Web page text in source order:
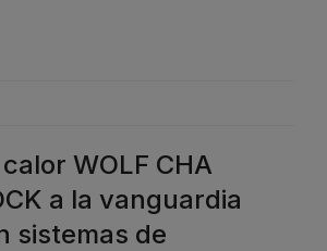
WOLF CHA
a la vanguardia
sistemas de